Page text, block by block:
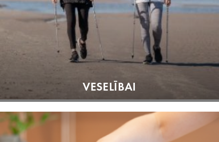
VESELĪBAI